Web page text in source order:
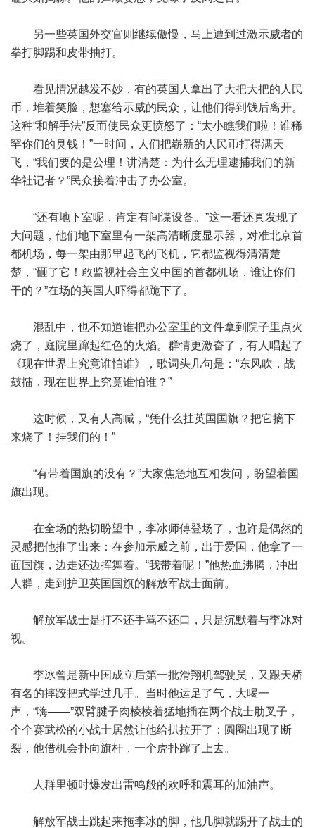
另一些英国外交官则继续傲慢，马上遭到过激示威者的
拳打脚踢和皮带抽打。
看见情况越发不妙，有的英国人拿出了大把大把的人民
币，堆着笑脸，想塞给示威的民众，让他们得到钱后离开。
这种“和解手法”反而使民众更愤怒了：“太小瞧我们啦！谁稀
罕你们的臭钱！”一时间，人们把崭新的人民币打得满天
飞，“我们要的是公理！讲清楚：为什么无理逮捕我们的新
华社记者？”民众接着冲击了办公室。
“还有地下室呢，肯定有间谍设备。”这一看还真发现了
大问题，他们地下室里有一架高清晰度显示器，对准北京首
都机场，每一架由那里起飞的飞机，它都监视得清清楚
楚，“砸了它！敢监视社会主义中国的首都机场，谁让你们
干的？”在场的英国人吓得都跪下了。
混乱中，也不知道谁把办公室里的文件拿到院子里点火
烧了，庭院里蹿起红色的火焰。群情更激奋了，有人唱起了
《现在世界上究竟谁怕谁》，歌词头几句是：“东风吹，战
鼓擂，现在世界上究竟谁怕谁？”
这时候，又有人高喊，“凭什么挂英国国旗？把它摘下
来烧了！挂我们的！”
“有带着国旗的没有？”大家焦急地互相发问，盼望着国
旗出现。
在全场的热切盼望中，李冰师傅登场了，也许是偶然的
灵感把他推了出来：在参加示威之前，出于爱国，他拿了一
面国旗，边走还边挥舞着。“我带着呢！”他热血沸腾，冲出
人群，走到护卫英国国旗的解放军战士面前。
解放军战士是打不还手骂不还口，只是沉默着与李冰对
视。
李冰曾是新中国成立后第一批滑翔机驾驶员，又跟天桥
有名的摔跤把式学过几手。当时他运足了气，大喝一
声，“嗨——”双臂腱子肉棱棱着猛地插在两个战士肋叉子，
个个赛武松的小战士居然让他给扒拉开了：圆圈出现了断
裂，他借机会扑向旗杆，一个虎扑蹿了上去。
人群里顿时爆发出雷鸣般的欢呼和震耳的加油声。
解放军战士跳起来拖李冰的脚，他几脚就踢开了战士的